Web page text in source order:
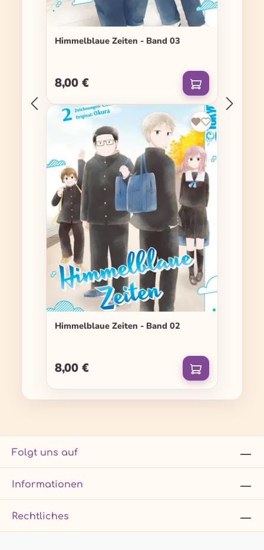
Himmelblaue Zeiten - Band 03
Regulärer Preis:
8,00 €
Himmelblaue Zeiten - Band 02
Regulärer Preis:
8,00 €
Folgt uns auf
Informationen
Rechtliches